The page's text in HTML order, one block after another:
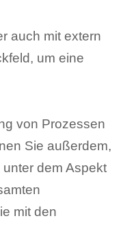
auch mit extern
um eine
von Prozessen
Sie außerdem,
dem Aspekt
mit den